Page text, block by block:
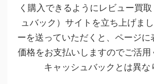
く購入できるようにレビュー買
ュバック）サイトを立ち上げま
ーを送っていただくと、ページに
価格をお支払いしますのでご活
キャッシュバックとは異な